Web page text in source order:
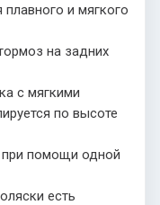
и мягкого
на задних
с мягкими
по высоте
при помощи одной
есть